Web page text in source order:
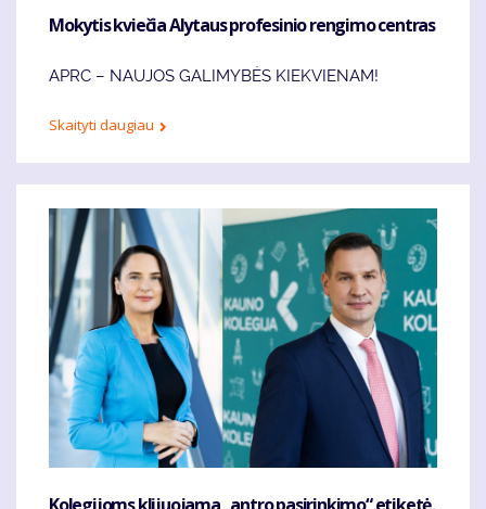
Mokytis kviečia Alytaus profesinio rengimo centras
APRC – NAUJOS GALIMYBĖS KIEKVIENAM!
Skaityti daugiau